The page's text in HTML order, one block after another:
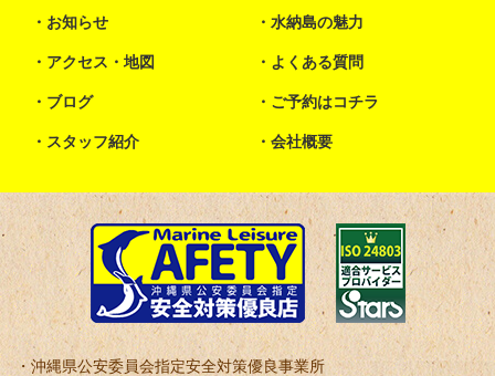
お知らせ 水納島の魅力
アクセス・地図 よくある質問
ブログ ご予約はコチラ
スタッフ紹介 会社概要
沖縄県公安委員会指定安全対策優良事業所